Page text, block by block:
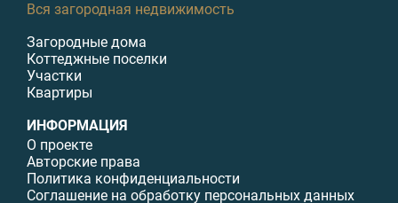
Вся загородная недвижимость
Загородные дома
Коттеджные поселки
Участки
Квартиры
ИНФОРМАЦИЯ
О проекте
Авторские права
Политика конфиденциальности
Соглашение на обработку персональных данных